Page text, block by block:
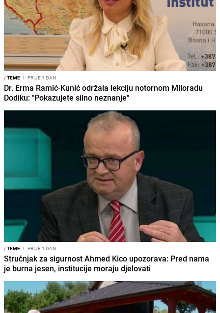
/TEME I PRIJE 1 DAN
Dr. Erma Ramić-Kunić održala lekciju notornom Miloradu
Dodiku: "Pokazujete silno neznanje"
/TEME I PRIJE 1 DAN
Stručnjak za sigurnost Ahmed Kico upozorava: Pred nama
je burna jesen, institucije moraju djelovati